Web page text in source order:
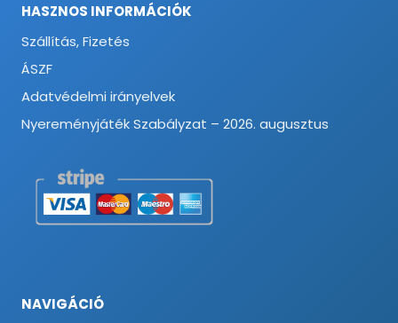
HASZNOS INFORMÁCIÓK
Szállítás, Fizetés
ÁSZF
Adatvédelmi irányelvek
Nyereményjáték Szabályzat – 2026. augusztus
NAVIGÁCIÓ